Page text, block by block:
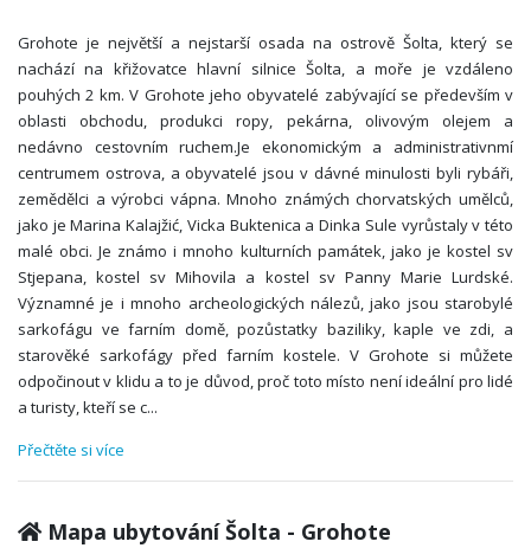
Grohote je největší a nejstarší osada na ostrově Šolta, který se
nachází na křižovatce hlavní silnice Šolta, a moře je vzdáleno
pouhých 2 km. V Grohote jeho obyvatelé zabývající se především v
oblasti obchodu, produkci ropy, pekárna, olivovým olejem a
nedávno cestovním ruchem.Je ekonomickým a administrativnmí
centrumem ostrova, a obyvatelé jsou v dávné minulosti byli rybáři,
zemědělci a výrobci vápna. Mnoho známých chorvatských umělců,
jako je Marina Kalajžić, Vicka Buktenica a Dinka Sule vyrůstaly v této
malé obci. Je známo i mnoho kulturních památek, jako je kostel sv
Stjepana, kostel sv Mihovila a kostel sv Panny Marie Lurdské.
Významné je i mnoho archeologických nálezů, jako jsou starobylé
sarkofágu ve farním domě, pozůstatky baziliky, kaple ve zdi, a
starověké sarkofágy před farním kostele. V Grohote si můžete
odpočinout v klidu a to je důvod, proč toto místo není ideální pro lidé
a turisty, kteří se c...
Přečtěte si více
Mapa ubytování Šolta - Grohote